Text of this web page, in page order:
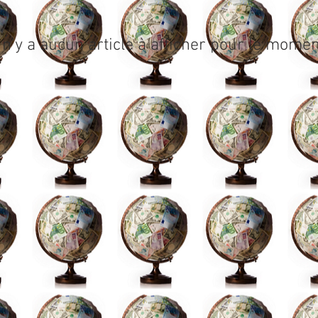
a aucun article à afficher pour le